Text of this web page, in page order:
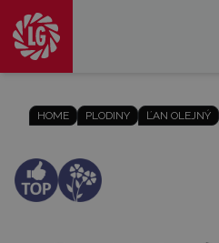
HOME PLODINY ĽAN OLEJNÝ